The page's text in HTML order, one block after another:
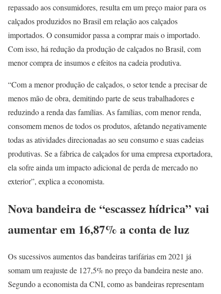
repassado aos consumidores, resulta em um preço maior para os
calçados produzidos no Brasil em relação aos calçados
importados. O consumidor passa a comprar mais o importado.
Com isso, há redução da produção de calçados no Brasil, com
menor compra de insumos e efeitos na cadeia produtiva.
“Com a menor produção de calçados, o setor tende a precisar de
menos mão de obra, demitindo parte de seus trabalhadores e
reduzindo a renda das famílias. As famílias, com menor renda,
consomem menos de todos os produtos, afetando negativamente
todas as atividades direcionadas ao seu consumo e suas cadeias
produtivas. Se a fábrica de calçados for uma empresa exportadora,
ela sofre ainda um impacto adicional de perda de mercado no
exterior”, explica a economista.
Nova bandeira de “escassez hídrica” vai
aumentar em 16,87% a conta de luz
Os sucessivos aumentos das bandeiras tarifárias em 2021 já
somam um reajuste de 127,5% no preço da bandeira neste ano.
Segundo a economista da CNI, como as bandeiras representam